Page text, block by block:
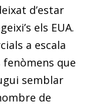
d’estar
els EUA.
a escala
que
semblar
de